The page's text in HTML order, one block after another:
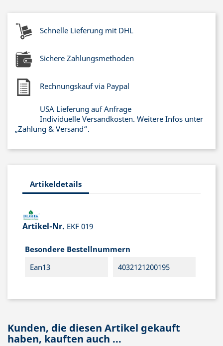
Schnelle Lieferung mit DHL
Sichere Zahlungsmethoden
Rechnungskauf via Paypal
USA Lieferung auf Anfrage
Individuelle Versandkosten. Weitere Infos unter
„Zahlung & Versand“.
Artikeldetails
Artikel-Nr. EKF 019
Besondere Bestellnummern
Ean13
4032121200195
Kunden, die diesen Artikel gekauft
haben, kauften auch ...